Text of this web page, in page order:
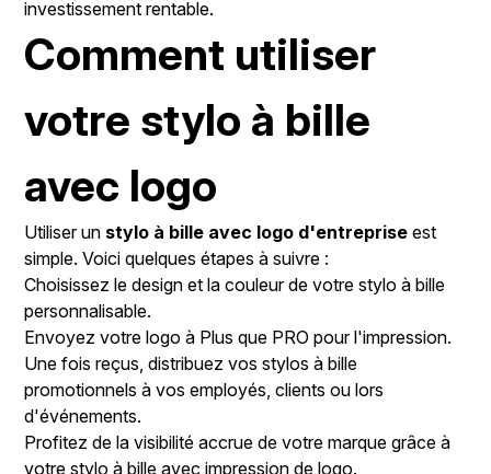
investissement rentable.
Comment utiliser
votre stylo à bille
avec logo
Utiliser un stylo à bille avec logo d'entreprise est
simple. Voici quelques étapes à suivre :
Choisissez le design et la couleur de votre stylo à bille
personnalisable.
Envoyez votre logo à Plus que PRO pour l'impression.
Une fois reçus, distribuez vos stylos à bille
promotionnels à vos employés, clients ou lors
d'événements.
Profitez de la visibilité accrue de votre marque grâce à
votre stylo à bille avec impression de logo.